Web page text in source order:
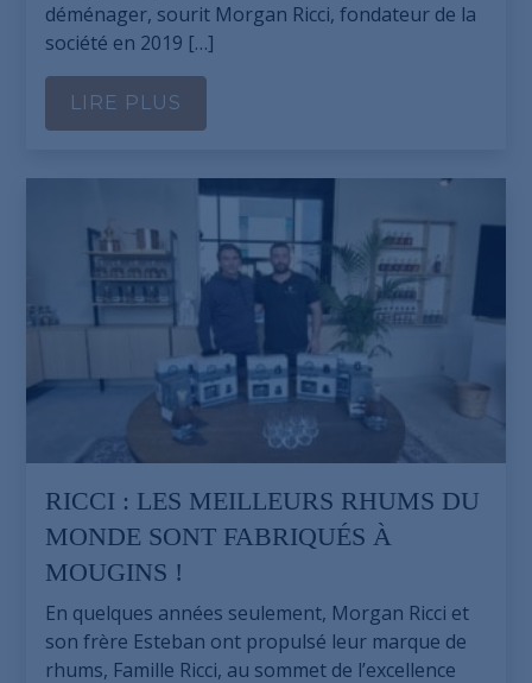
déménager, sourit Morgan Ricci, fondateur de la
société en 2019 […]
LIRE PLUS
RICCI : LES MEILLEURS RHUMS DU
MONDE SONT FABRIQUÉS À
MOUGINS !
En quelques années seulement, Morgan Ricci et
son frère Esteban ont propulsé leur marque de
rhums, Famille Ricci, au sommet de l’excellence